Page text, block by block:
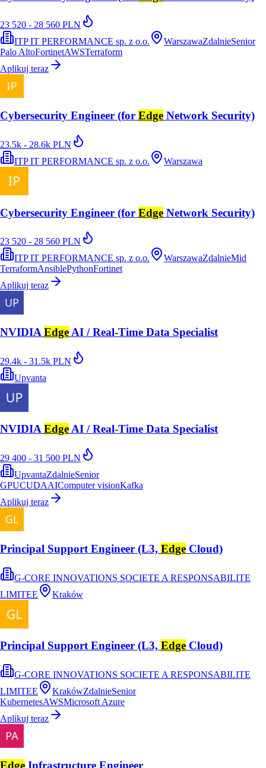
23 520 - 28 560 PLN
ITP IT PERFORMANCE sp. z o.o.
WarszawaZdalnieSenior
Palo AltoFortinetAWSTerraform
Aplikuj teraz
Cybersecurity Engineer (for Edge Network Security)
23.5k - 28.6k PLN
ITP IT PERFORMANCE sp. z o.o.
Warszawa
Cybersecurity Engineer (for Edge Network Security)
23 520 - 28 560 PLN
ITP IT PERFORMANCE sp. z o.o.
WarszawaZdalnieMid
TerraformAnsiblePythonFortinet
Aplikuj teraz
NVIDIA Edge AI / Real-Time Data Specialist
29.4k - 31.5k PLN
Upvanta
NVIDIAEdgeAI / Real-Time Data Specialist
29 400 - 31 500 PLN
UpvantaZdalnieSenior
GPUCUDAAIComputer visionKafka
Aplikuj teraz
Principal Support Engineer (L3, Edge Cloud)
G-CORE INNOVATIONS SOCIETE A RESPONSABILITE
LIMITEE
Kraków
Principal Support Engineer (L3, Edge Cloud)
G-CORE INNOVATIONS SOCIETE A RESPONSABILITE
LIMITEE
KrakówZdalnieSenior
KubernetesAWSMicrosoft Azure
Aplikuj teraz
Edge Infrastructure Engineer